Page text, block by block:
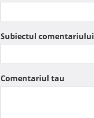
Subiectul comentariului
Comentariul tau